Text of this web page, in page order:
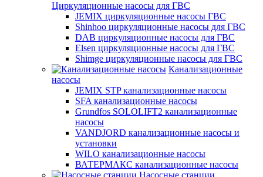
Циркуляционные насосы для ГВС
JEMIX циркуляционные насосы ГВС
Shinhoo циркуляционные насосы для ГВС
DAB циркуляционные насосы для ГВС
Elsen циркуляционные насосы для ГВС
Shimge циркуляционные насосы для ГВС
Канализационные
насосы
JEMIX STP канализационные насосы
SFA канализационные насосы
Grundfos SOLOLIFT2 канализационные
насосы
VANDJORD канализационные насосы и
установки
WILO канализационные насосы
ВАТЕРМАКС канализационные насосы
Насосные станции